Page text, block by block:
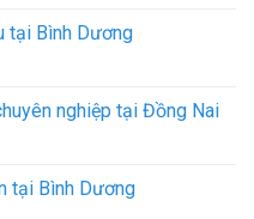
tại Bình Dương
nghiệp tại Đồng Nai
tại Bình Dương